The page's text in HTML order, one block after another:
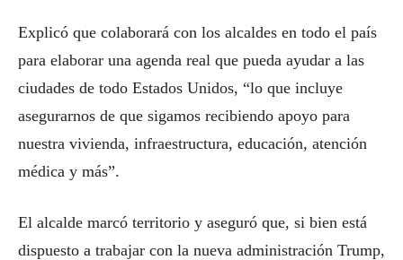
Explicó que colaborará con los alcaldes en todo el país
para elaborar una agenda real que pueda ayudar a las
ciudades de todo Estados Unidos, “lo que incluye
asegurarnos de que sigamos recibiendo apoyo para
nuestra vivienda, infraestructura, educación, atención
médica y más”.
El alcalde marcó territorio y aseguró que, si bien está
dispuesto a trabajar con la nueva administración Trump,